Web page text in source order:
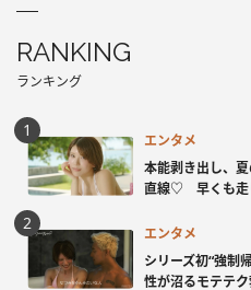
RANKING
ランキング
エンタメ
本能剥き出し、
直線♡ 早くも走
エンタメ
シリーズ初“強制
性が沼るモテテ